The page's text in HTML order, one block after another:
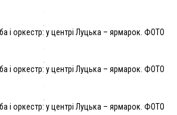
і оркестр: у центрі Луцька – ярмарок. ФОТО
і оркестр: у центрі Луцька – ярмарок. ФОТО
і оркестр: у центрі Луцька – ярмарок. ФОТО